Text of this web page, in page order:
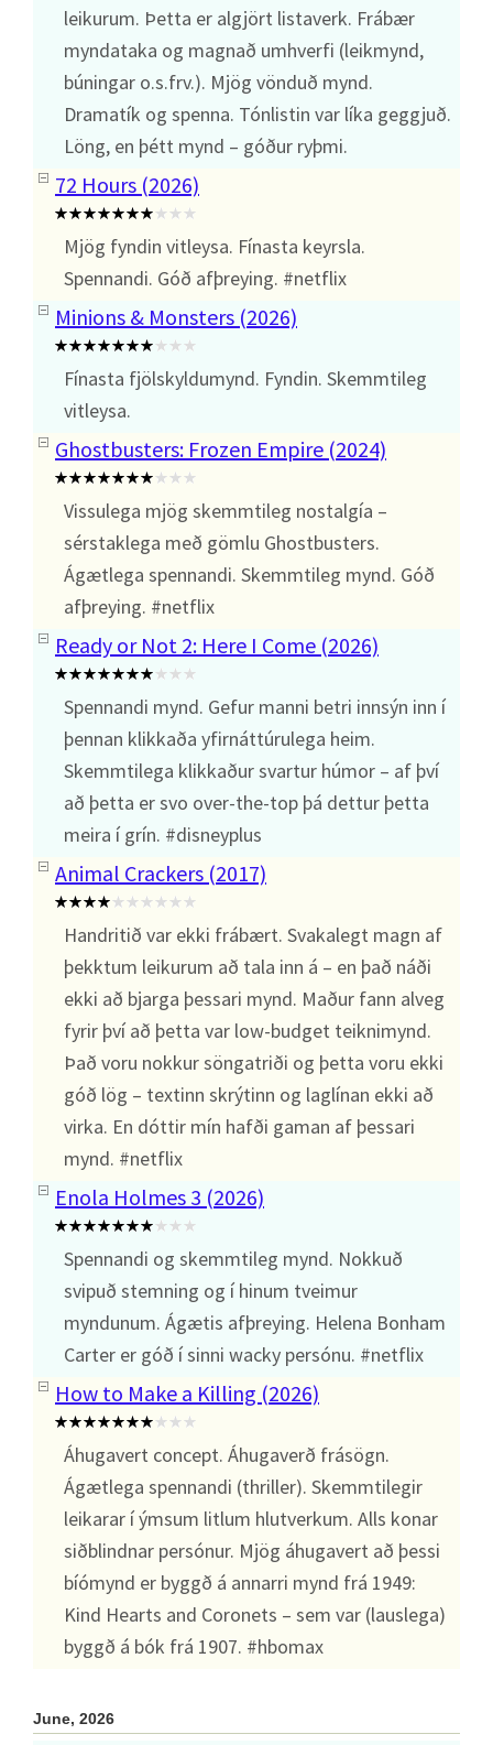
leikurum. Þetta er algjört listaverk. Frábær
myndataka og magnað umhverfi (leikmynd,
búningar o.s.frv.). Mjög vönduð mynd.
Dramatík og spenna. Tónlistin var líka geggjuð.
Löng, en þétt mynd – góður ryþmi.
72 Hours (2026)
Mjög fyndin vitleysa. Fínasta keyrsla.
Spennandi. Góð afþreying. #netflix
Minions & Monsters (2026)
Fínasta fjölskyldumynd. Fyndin. Skemmtileg
vitleysa.
Ghostbusters: Frozen Empire (2024)
Vissulega mjög skemmtileg nostalgía –
sérstaklega með gömlu Ghostbusters.
Ágætlega spennandi. Skemmtileg mynd. Góð
afþreying. #netflix
Ready or Not 2: Here I Come (2026)
Spennandi mynd. Gefur manni betri innsýn inn í
þennan klikkaða yfirnáttúrulega heim.
Skemmtilega klikkaður svartur húmor – af því
að þetta er svo over-the-top þá dettur þetta
meira í grín. #disneyplus
Animal Crackers (2017)
Handritið var ekki frábært. Svakalegt magn af
þekktum leikurum að tala inn á – en það náði
ekki að bjarga þessari mynd. Maður fann alveg
fyrir því að þetta var low-budget teiknimynd.
Það voru nokkur söngatriði og þetta voru ekki
góð lög – textinn skrýtinn og laglínan ekki að
virka. En dóttir mín hafði gaman af þessari
mynd. #netflix
Enola Holmes 3 (2026)
Spennandi og skemmtileg mynd. Nokkuð
svipuð stemning og í hinum tveimur
myndunum. Ágætis afþreying. Helena Bonham
Carter er góð í sinni wacky persónu. #netflix
How to Make a Killing (2026)
Áhugavert concept. Áhugaverð frásögn.
Ágætlega spennandi (thriller). Skemmtilegir
leikarar í ýmsum litlum hlutverkum. Alls konar
siðblindnar persónur. Mjög áhugavert að þessi
bíómynd er byggð á annarri mynd frá 1949:
Kind Hearts and Coronets – sem var (lauslega)
byggð á bók frá 1907. #hbomax
June, 2026